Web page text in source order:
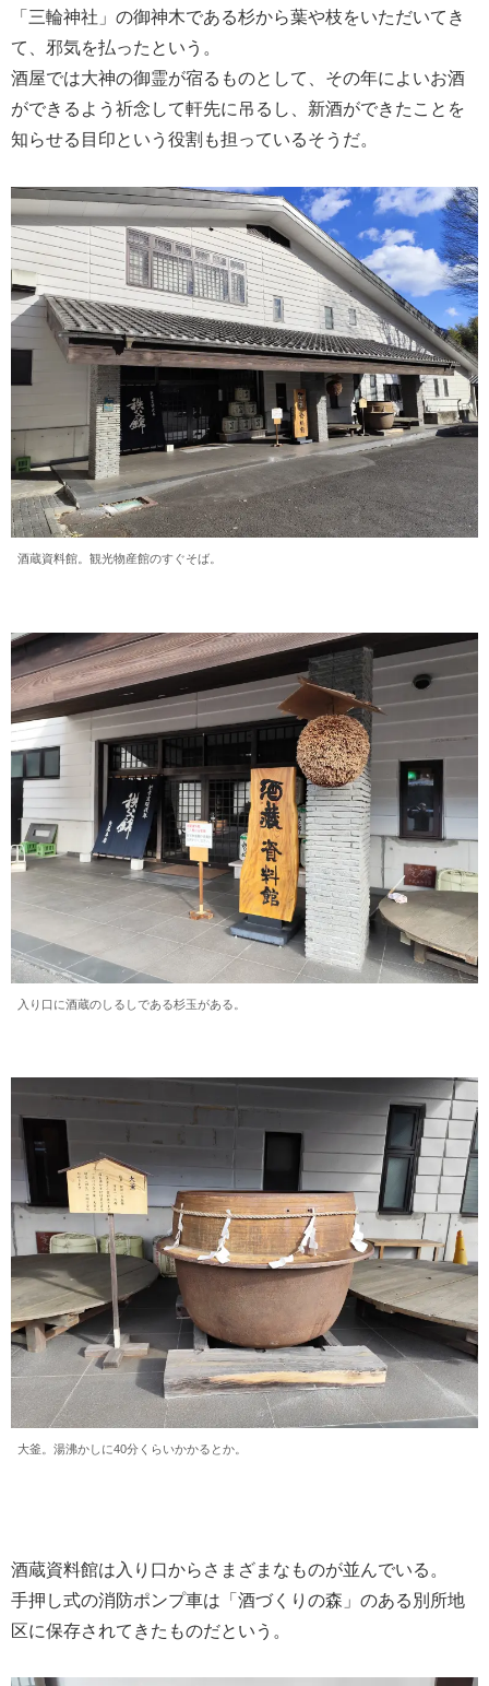
「三輪神社」の御神木である杉から葉や枝をいただいてき
て、邪気を払ったという。
酒屋では大神の御霊が宿るものとして、その年によいお酒
ができるよう祈念して軒先に吊るし、新酒ができたことを
知らせる目印という役割も担っているそうだ。
酒蔵資料館。観光物産館のすぐそば。
入り口に酒蔵のしるしである杉玉がある。
大釜。湯沸かしに40分くらいかかるとか。
酒蔵資料館は入り口からさまざまなものが並んでいる。
手押し式の消防ポンプ車は「酒づくりの森」のある別所地
区に保存されてきたものだという。